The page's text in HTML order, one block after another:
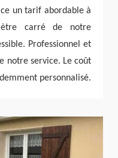
un tarif abordable à
carré de notre
Professionnel et
notre service. Le coût
personnalisé.